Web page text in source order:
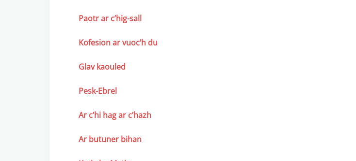
Paotr ar c’hig-sall
Kofesion ar vuoc’h du
Glav kaouled
Pesk-Ebrel
Ar c’hi hag ar c’hazh
Ar butuner bihan